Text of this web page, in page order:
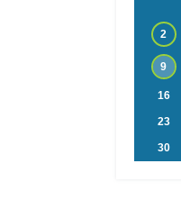
2
9
16
23
30